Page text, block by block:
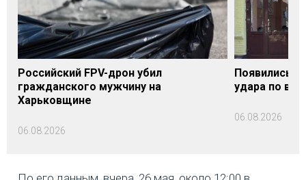
Российский FPV-дрон убил
гражданского мужчину на
Харьковщине
06.08.2026
Появились
удара по
06.08.2026